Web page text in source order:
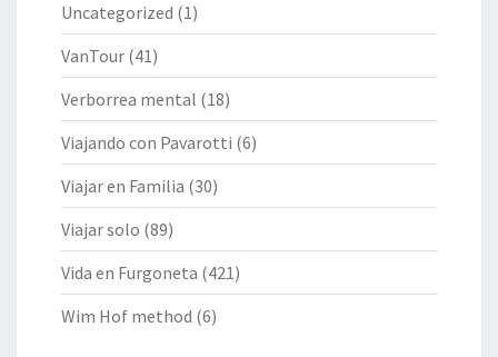
Uncategorized (1)
VanTour (41)
Verborrea mental (18)
Viajando con Pavarotti (6)
Viajar en Familia (30)
Viajar solo (89)
Vida en Furgoneta (421)
Wim Hof method (6)